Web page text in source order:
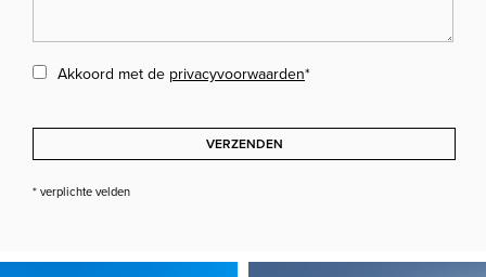
Akkoord met de privacyvoorwaarden*
VERZENDEN
* verplichte velden